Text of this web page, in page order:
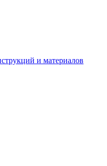
и материалов